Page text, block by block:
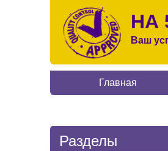
НА
Ваш
Главная
Разделы